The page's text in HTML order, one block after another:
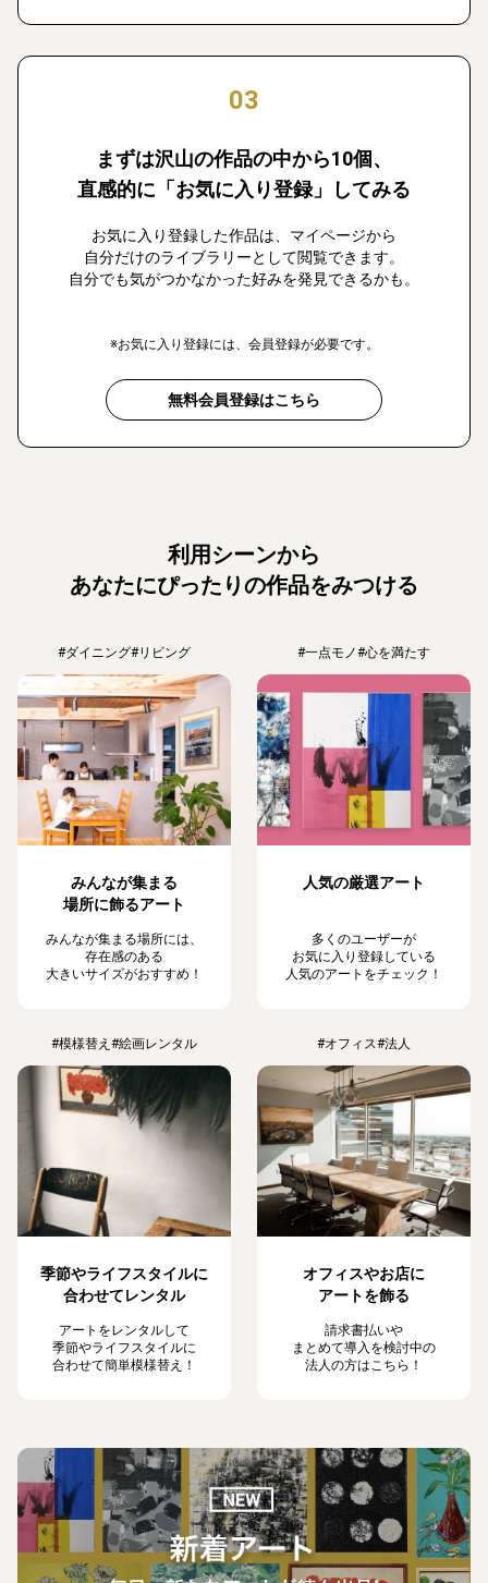
03
まずは沢山の作品の中から10個、
直感的に「お気に入り登録」してみる
お気に入り登録した作品は、マイページから
自分だけのライブラリーとして閲覧できます。
自分でも気がつかなかった好みを発見できるかも。
※お気に入り登録には、会員登録が必要です。
無料会員登録はこちら
利用シーンから
あなたにぴったりの作品をみつける
#ダイニング#リビング
みんなが集まる
場所に飾るアート
みんなが集まる場所には、
存在感のある
大きいサイズがおすすめ！
#一点モノ#心を満たす
人気の厳選アート
多くのユーザーが
お気に入り登録している
人気のアートをチェック！
#模様替え #絵画レンタル
季節やライフスタイルに
合わせてレンタル
アートをレンタルして
季節やライフスタイルに
合わせて簡単模様替え！
#オフィス#法人
オフィスやお店に
アートを飾る
請求書払いや
まとめて導入を検討中の
法人の方はこちら！